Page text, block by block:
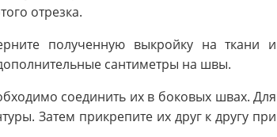
отрезка.
полученную выкройку на ткани и
сантиметры на швы.
соединить их в боковых швах. Для
Затем прикрепите их друг к другу при